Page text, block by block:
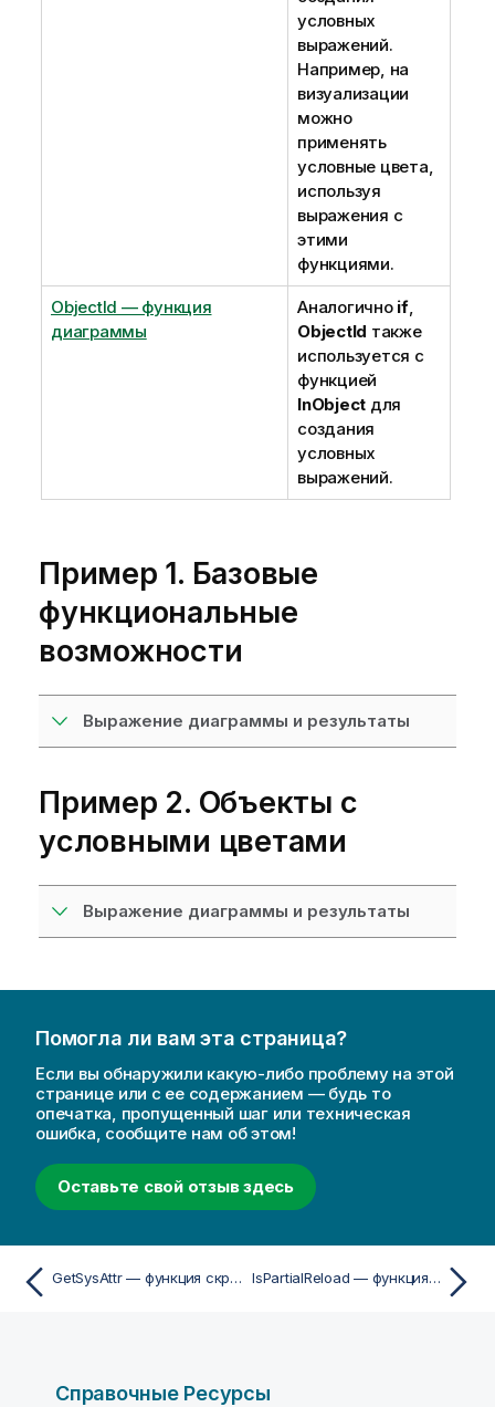
условных
выражений.
Например, на
визуализации
можно
применять
условные цвета,
используя
выражения с
этими
функциями.
ObjectId — функция
диаграммы
Аналогично if,
ObjectId также
используется с
функцией
InObject для
создания
условных
выражений.
Пример 1. Базовые
функциональные
возможности
Выражение диаграммы и результаты
Пример 2. Объекты с
условными цветами
Выражение диаграммы и результаты
Помогла ли вам эта страница?
Если вы обнаружили какую-либо проблему на этой
странице или с ее содержанием — будь то
опечатка, пропущенный шаг или техническая
ошибка, сообщите нам об этом!
Оставьте свой отзыв здесь
GetSysAttr — функция скриптa и диаграммы IsPartialReload — функция скрипта
Справочные Ресурсы